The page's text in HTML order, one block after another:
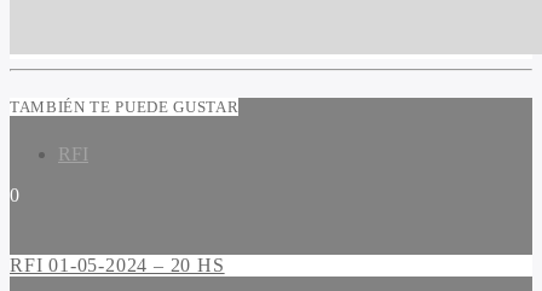
TAMBIÉN TE PUEDE GUSTAR
RFI
0
RFI 01-05-2024 – 20 HS